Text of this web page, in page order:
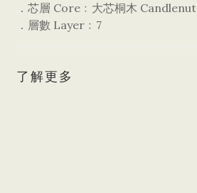
．芯層 Core﹕大芯桐木 Candlenut
．層數 Layer﹕7
了解更多